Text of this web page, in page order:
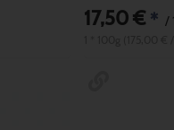
17,50 €* /